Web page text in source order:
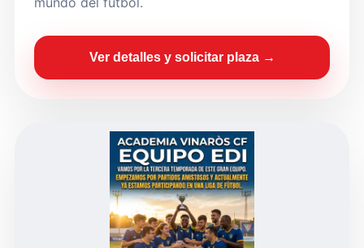
Ver detalles y solicitar plaza →